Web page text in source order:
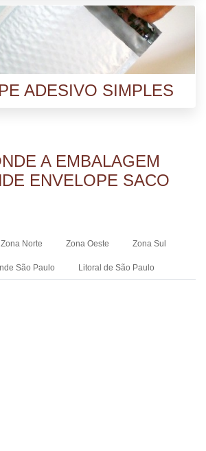
ADESIVO SIMPLES
A EMBALAGEM
ENVELOPE SACO
Zona Norte Zona Oeste Zona Sul
São Paulo Litoral de São Paulo